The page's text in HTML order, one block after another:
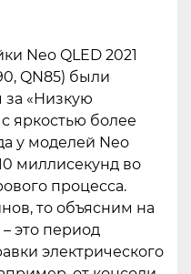
Neo QLED 2021
QN85) были
«Низкую
яркостью более
у моделей Neo
миллисекунд во
процесса.
то объясним на
это период
электрического